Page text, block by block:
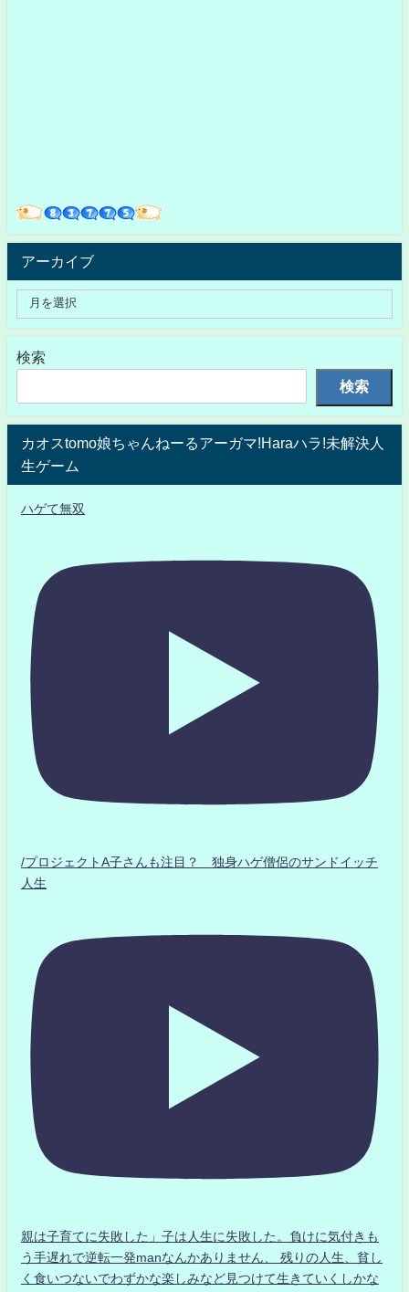
アーカイブ
検索
検索
カオスtomo娘ちゃんねーるアーガマ!Haraハラ!未解決人
生ゲーム
ハゲて無双
/プロジェクトA子さんも注目？ 独身ハゲ僧侶のサンドイッチ
人生
親は子育てに失敗した」子は人生に失敗した。負けに気付きも
う手遅れで逆転一発manなんかありません、 残りの人生、貧し
く食いつないでわずかな楽しみなど見つけて生きていくしかな